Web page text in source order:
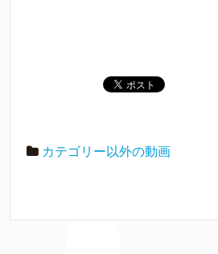
カテゴリー以外の動画